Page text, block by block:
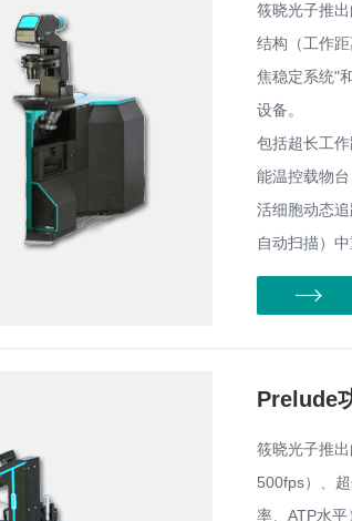
筱晓光子推
结构（工作
焦稳定系统"
设备。
包括超长工
能温控载物
活细胞动态
自动扫描）
Prelude
筱晓光子推
500fps）、
率、ATP水